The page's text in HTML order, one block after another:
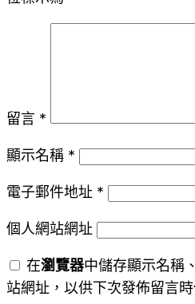
留言 *
顯示名稱 *
電子郵件地址 *
個人網站網址
在瀏覽器中儲存顯示名稱
站網址，以供下次發佈留言時